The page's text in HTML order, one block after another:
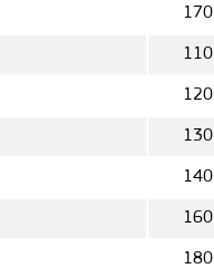
170
110
120
130
140
160
180